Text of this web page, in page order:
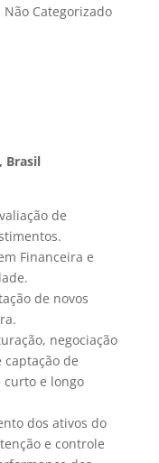
Não Categorizado
Brasil
de
Financeira e
de novos
negociação
de
curto e longo
dos ativos do
e controle